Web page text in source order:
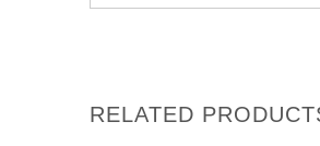
RELATED